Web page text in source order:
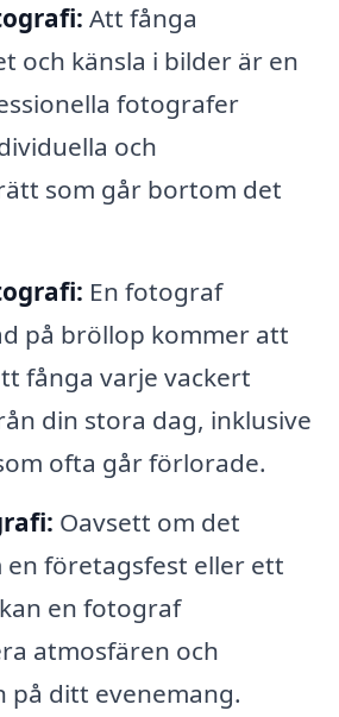
Att fånga
och känsla i bilder är en
fotografer
och
som går bortom det
En fotograf
på bröllop kommer att
fånga varje vackert
din stora dag, inklusive
ofta går förlorade.
Oavsett om det
en företagsfest eller ett
en fotograf
atmosfären och
på ditt evenemang.